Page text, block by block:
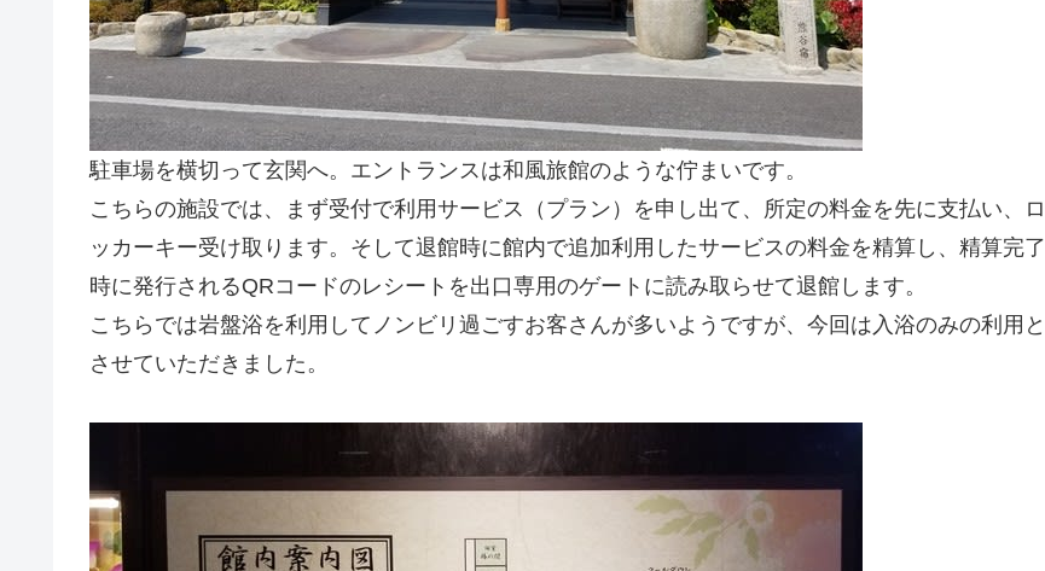
駐車場を横切って玄関へ。エントランスは和風旅館のような佇まいです。
こちらの施設では、まず受付で利用サービス（プラン）を申し出て、所定の料金を先に支払い、ロ
ッカーキー受け取ります。そして退館時に館内で追加利用したサービスの料金を精算し、精算完了
時に発行されるQRコードのレシートを出口専用のゲートに読み取らせて退館します。
こちらでは岩盤浴を利用してノンビリ過ごすお客さんが多いようですが、今回は入浴のみの利用と
させていただきました。